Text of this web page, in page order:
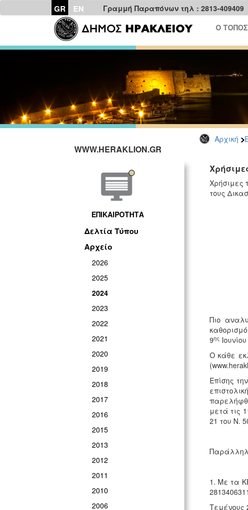
GR EN Γραμμή Παραπόνων τηλ : 2813-409409
Ο
Αρχική
WWW.HERAKLION.GR
ΕΠΙΚΑΙΡΟΤΗΤΑ
Δελτία Τύπου
Αρχείο
2026
2025
2024
2023
2022
2021
2020
2019
2018
2017
2016
2015
2013
2012
2011
2010
2006
Χρήσιμες
τους
Πιο
9ης
Ο κάθε
Επίσης
μετά τις
21 του Ν.
1. Με τα
Τεμένους